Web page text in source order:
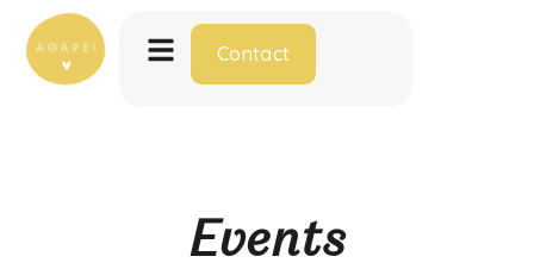
Contact
Events